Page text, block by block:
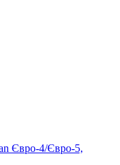
Євро-4/Євро-5,